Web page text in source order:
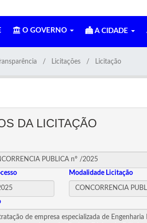
O GOVERNO A CIDADE
Transparência Licitações Licitação
DA LICITAÇÃO
Modalidade Licitação